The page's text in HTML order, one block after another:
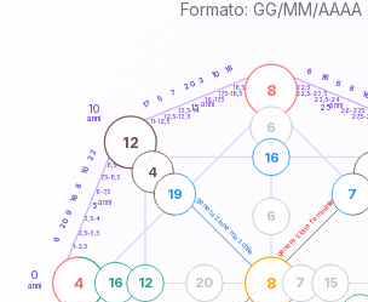
Formato: GG/MM/AAAA
generazione maschile generazione femminile
0
anni
10
anni
1-2,5
2,5-3,5
3,5-4
6-7,5
7,5-8,5
8,5-9
11-12,5
12,5-13,5
13,5-14
16-17,5
17,5-18,5
18,5-19
21-22,5
22,5-23,5
23,5-24
26-27,5
27,5-
6
20
9
16
8
10
22
17
5
7
20 3
10
18 6
16
6
8
4
8
8
12
16
6
12
16
7 15
20
6
4
19 7
5anni
15 anni 25anni